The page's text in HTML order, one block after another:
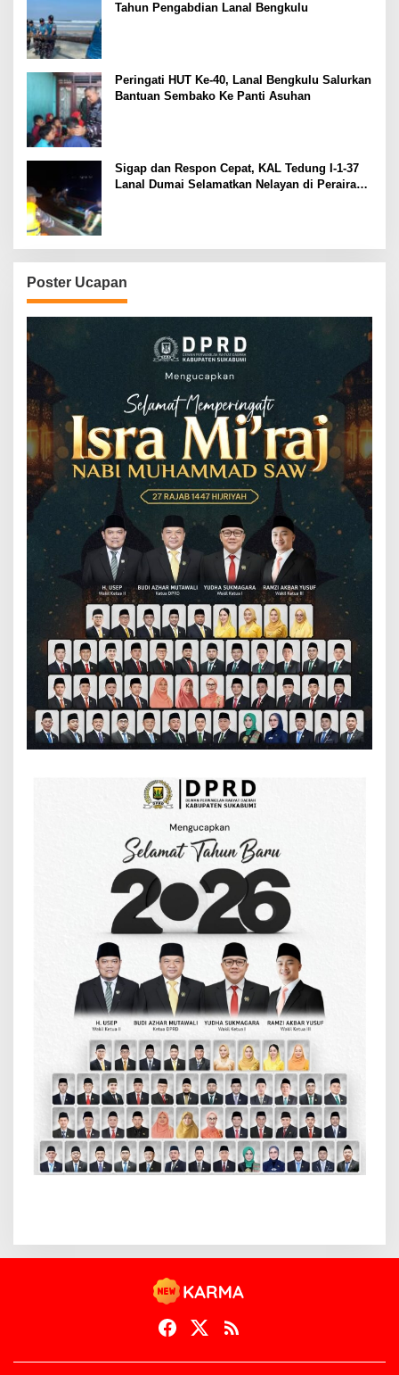
Tahun Pengabdian Lanal Bengkulu
Peringati HUT Ke-40, Lanal Bengkulu Salurkan
Bantuan Sembako Ke Panti Asuhan
Sigap dan Respon Cepat, KAL Tedung I-1-37
Lanal Dumai Selamatkan Nelayan di Perairan
Poster Ucapan